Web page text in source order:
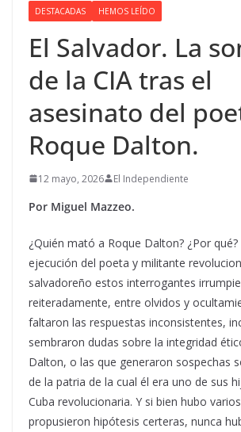
DESTACADAS HEMOS LEÍDO
El Salvador. La
de la CIA tras el
asesinato del
Roque Dalton.
12 mayo, 2026 El Independiente
Por Miguel Mazzeo.
¿Quién mató a Roque Dalton? ¿Por qué?
ejecución del poeta y militante
salvadoreño estos interrogantes
reiteradamente, entre olvidos y
faltaron las respuestas inconsistentes,
sembraron dudas sobre la integridad
Dalton, o las que generaron sospechas
de la patria de la cual él era uno de sus
Cuba revolucionaria. Y si bien hubo
propusieron hipótesis certeras, nunca